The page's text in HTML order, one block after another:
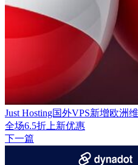
Just Hosting国外VPS新增欧洲
全场6.5折上新优惠
下一篇